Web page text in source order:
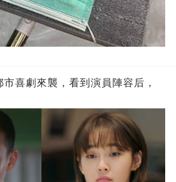
喜劇來襲，看到演員陣容后，